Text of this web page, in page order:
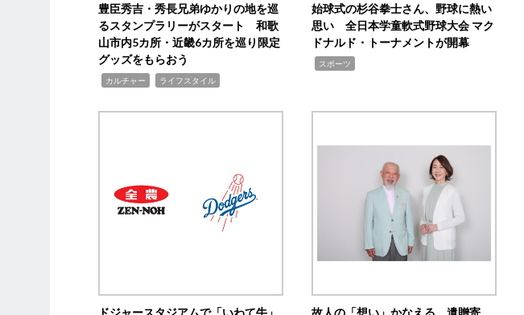
豊臣秀吉・秀長兄弟ゆかりの地を巡
るスタンプラリーがスタート 和歌
山市内5カ所・近畿6カ所を巡り限定
グッズをもらおう
カルチャー ライフスタイル
始球式の杉谷拳士さん、野球に熱い
思い 全日本学童軟式野球大会 マク
ドナルド・トーナメントが開幕
スポーツ
ドジャースタジアムで「いわて牛」
故人の「想い」かなえる 遺贈寄